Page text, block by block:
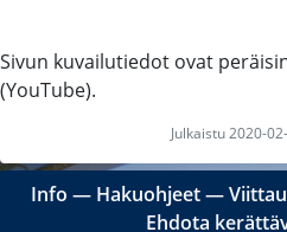
Sivun kuvailutiedot ovat
(YouTube).
Julkaistu 2020-
Info ― Hakuohjeet―
Ehdota